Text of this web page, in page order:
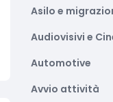
Asilo e
Audiovisivi e
Automotive
Avvio attività